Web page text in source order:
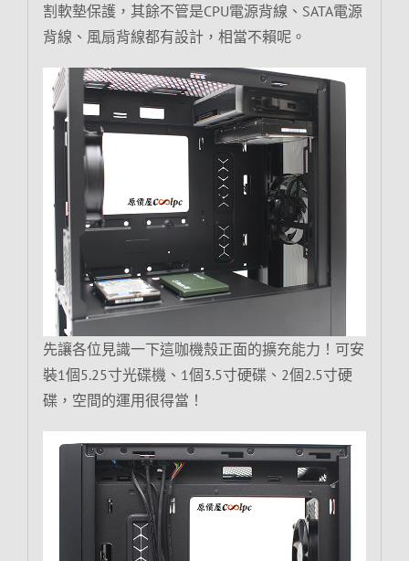
割軟墊保護，其餘不管是CPU電源背線、SATA電源
背線、風扇背線都有設計，相當不賴呢。
先讓各位見識一下這咖機殼正面的擴充能力！可安
裝1個5.25寸光碟機、1個3.5寸硬碟、2個2.5寸硬
碟，空間的運用很得當！